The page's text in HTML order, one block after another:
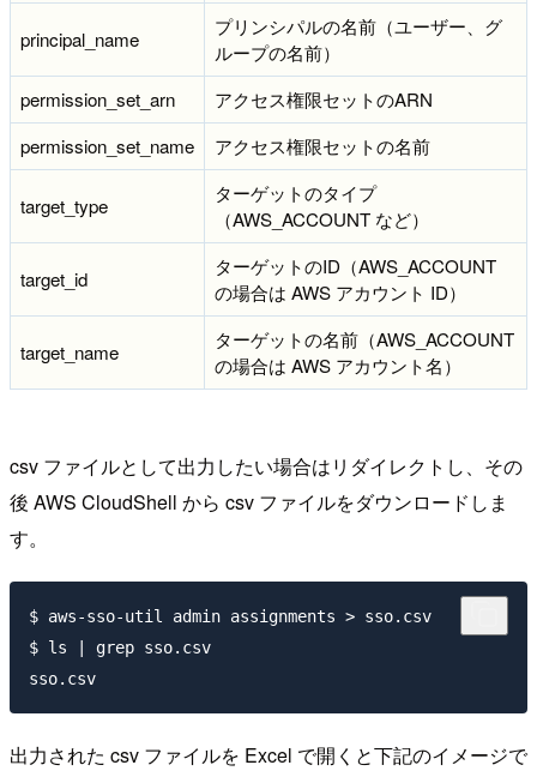
principal_name
プリンシパルの名前（ユーザー、グ
ループの名前）
permission_set_arn
アクセス権限セットのARN
permission_set_name
アクセス権限セットの名前
target_type
ターゲットのタイプ
（AWS_ACCOUNT など）
target_id
ターゲットのID（AWS_ACCOUNT
の場合は AWS アカウント ID）
target_name
ターゲットの名前（AWS_ACCOUNT
の場合は AWS アカウント名）
csv ファイルとして出力したい場合はリダイレクトし、その
後 AWS CloudShell から csv ファイルをダウンロードしま
す。
$ aws-sso-util admin assignments > sso.csv
$ ls | grep sso.csv
出力された csv ファイルを Excel で開くと下記のイメージで